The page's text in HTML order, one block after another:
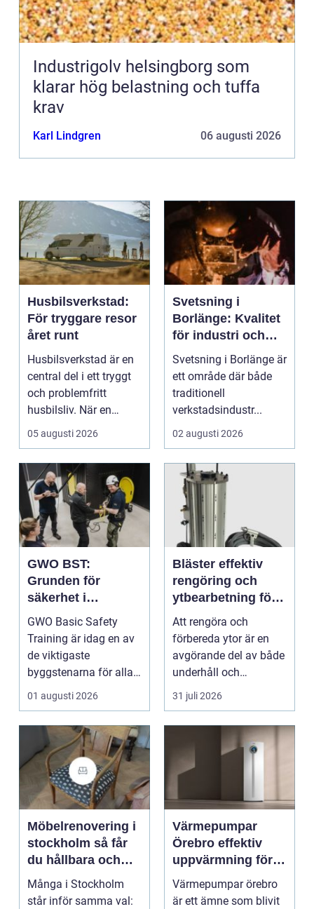
Industrigolv helsingborg som
klarar hög belastning och tuffa
krav
Karl Lindgren 06 augusti 2026
Husbilsverkstad:
För tryggare resor
året runt
Husbilsverkstad är en
central del i ett tryggt
och problemfritt
husbilsliv. När en
husbil ...
05 augusti 2026
Svetsning i
Borlänge: Kvalitet
för industri och
konstruktion
Svetsning i Borlänge är
ett område där både
traditionell
verkstadsindustr...
02 augusti 2026
GWO BST:
Grunden för
säkerhet i
vindkraftsbransch
en
GWO Basic Safety
Training är idag en av
de viktigaste
byggstenarna för alla
som vill arbet...
01 augusti 2026
Bläster effektiv
rengöring och
ytbearbetning för
proffs och
hantverkare
Att rengöra och
förbereda ytor är en
avgörande del av både
underhåll och
renovering. Färg, rost,
smu...
31 juli 2026
Möbelrenovering i
stockholm så får
du hållbara och
vackra möbler
Många i Stockholm
står inför samma val:
Värmepumpar
Örebro effektiv
uppvärmning för
hus och
fastigheter
Värmepumpar örebro
är ett ämne som blivit